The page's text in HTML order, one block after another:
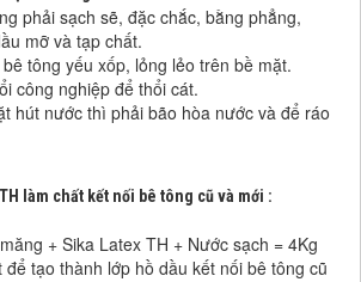
phải sạch sẽ, đặc chắc, bằng phẳng,
mỡ và tạp chất.
tông yếu xốp, lỏng lẻo trên bề mặt.
công nghiệp để thổi cát.
hút nước thì phải bão hòa nước và để ráo
làm chất kết nối bê tông cũ và mới :
+ Sika Latex TH + Nước sạch = 4Kg
để tạo thành lớp hồ dầu kết nối bê tông cũ